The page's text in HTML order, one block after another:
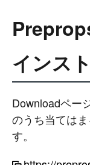
インス
Downloadペー
のうち当ては
す。